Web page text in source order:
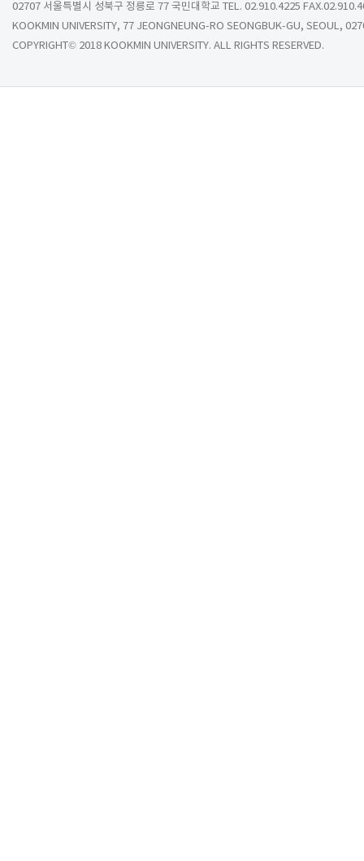
02707 서울특별시 성북구 정릉로 77 국민대학교 TEL. 02.910.4225
KOOKMIN UNIVERSITY, 77 JEONGNEUNG-RO SEONGBUK-GU, SEOUL,
COPYRIGHT© 2018 KOOKMIN UNIVERSITY. ALL RIGHTS RESERVED.